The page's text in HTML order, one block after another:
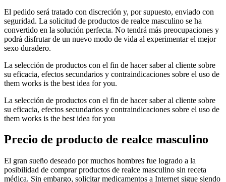
El pedido será tratado con discreción y, por supuesto, enviado con
seguridad. La solicitud de productos de realce masculino se ha
convertido en la solución perfecta. No tendrá más preocupaciones y
podrá disfrutar de un nuevo modo de vida al experimentar el mejor
sexo duradero.
La selección de productos con el fin de hacer saber al cliente sobre
su eficacia, efectos secundarios y contraindicaciones sobre el uso de
them works is the best idea for you.
La selección de productos con el fin de hacer saber al cliente sobre
su eficacia, efectos secundarios y contraindicaciones sobre el uso de
them works is the best idea for you
Precio de producto de realce masculino
El gran sueño deseado por muchos hombres fue logrado a la
posibilidad de comprar productos de realce masculino sin receta
médica. Sin embargo, solicitar medicamentos a Internet sigue siendo